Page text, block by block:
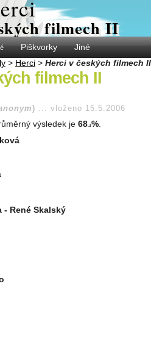
filmech II
Piškvorky
Jiné
> Herci > Herci v českých filmech II
filmech II
) ... vloženo 15.5.2006
výsledek je 68 .3%
- René Skalský